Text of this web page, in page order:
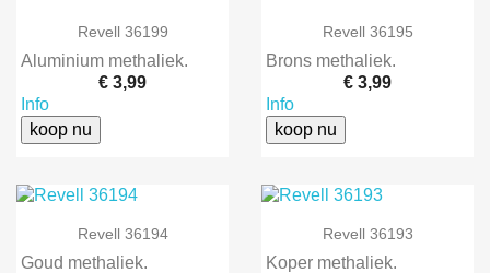
Revell 36199
Aluminium methaliek.
€ 3,99
Info
koop nu
Revell 36195
Brons methaliek.
€ 3,99
Info
koop nu
Revell 36194
Goud methaliek.
Revell 36193
Koper methaliek.